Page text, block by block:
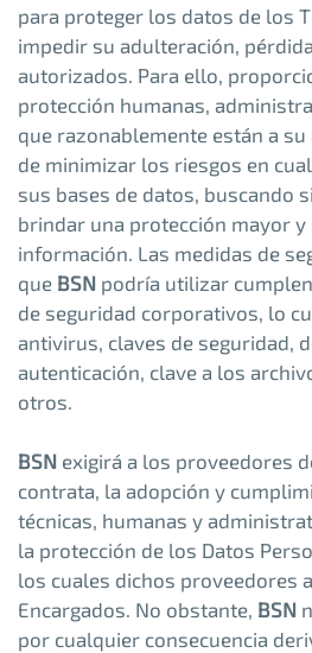
para proteger los datos de los
impedir su adulteración,
autorizados. Para ello,
protección humanas,
que razonablemente están a
de minimizar los riesgos en
sus bases de datos, buscando
brindar una protección mayor y
información. Las medidas de
que BSN podría utilizar
de seguridad corporativos, lo
antivirus, claves de seguridad,
autenticación, clave a los
otros.
BSN exigirá a los proveedores
contrata, la adopción y
técnicas, humanas y
la protección de los Datos
los cuales dichos proveedores
Encargados. No obstante, BSN
por cualquier consecuencia